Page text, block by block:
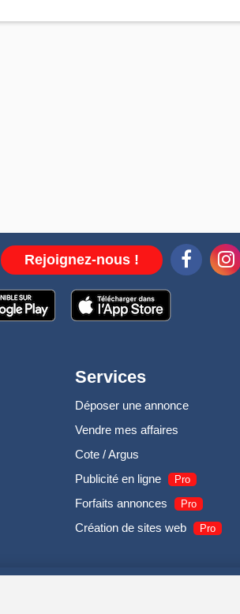
Rejoignez-nous !
Services
Déposer une annonce
Vendre mes affaires
Cote / Argus
Publicité en ligne
Pro
Forfaits annonces Pro
Création de sites web Pro